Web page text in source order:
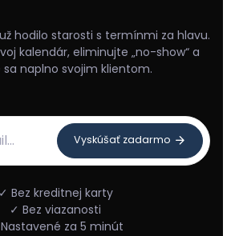
hodilo starosti s termínmi za hlavu.
kalendár, eliminujte „no-show“ a
naplno svojim klientom.
Vyskúšať zadarmo
✓ Bez kreditnej karty
✓ Bez viazanosti
za 5 minút